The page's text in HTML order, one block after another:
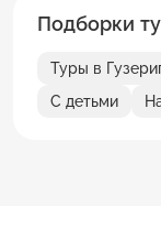
Подборки
Туры в
С детьми